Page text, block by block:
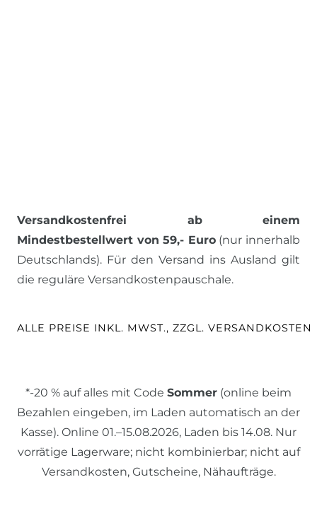
Versandkostenfrei ab einem
Mindestbestellwert von 59,- Euro(nur innerhalb
Deutschlands). Für den Versand ins Ausland gilt
die reguläre Versandkostenpauschale.
ALLE PREISE INKL. MWST., ZZGL. VERSANDKOSTEN
*-20 % auf alles mit Code Sommer (online beim
Bezahlen eingeben, im Laden automatisch an der
Kasse). Online 01.–15.08.2026, Laden bis 14.08. Nur
vorrätige Lagerware; nicht kombinierbar; nicht auf
Versandkosten, Gutscheine, Nähaufträge.